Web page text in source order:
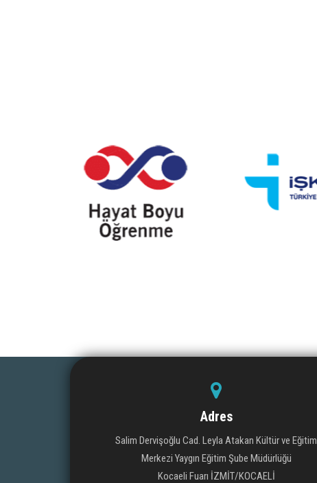
Adres
Salim Dervişoğlu Cad. Leyla Atakan Kültür ve Eğitim
Merkezi Yaygın Eğitim Şube Müdürlüğü
Kocaeli Fuarı İZMİT/KOCAELİ